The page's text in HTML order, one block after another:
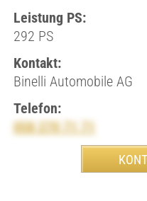
Leistung PS:
292 PS
Kontakt:
Binelli Automobile AG
Telefon:
058 270 71 71